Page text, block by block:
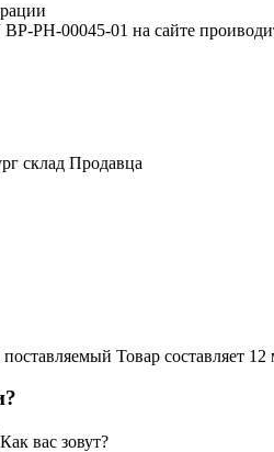
PH-00045-01 на сайте
склад Продавца
Товар составляет
Как вас зовут?